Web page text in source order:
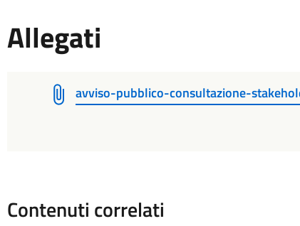
Allegati
avviso-pubblico-consultazione-
Contenuti correlati